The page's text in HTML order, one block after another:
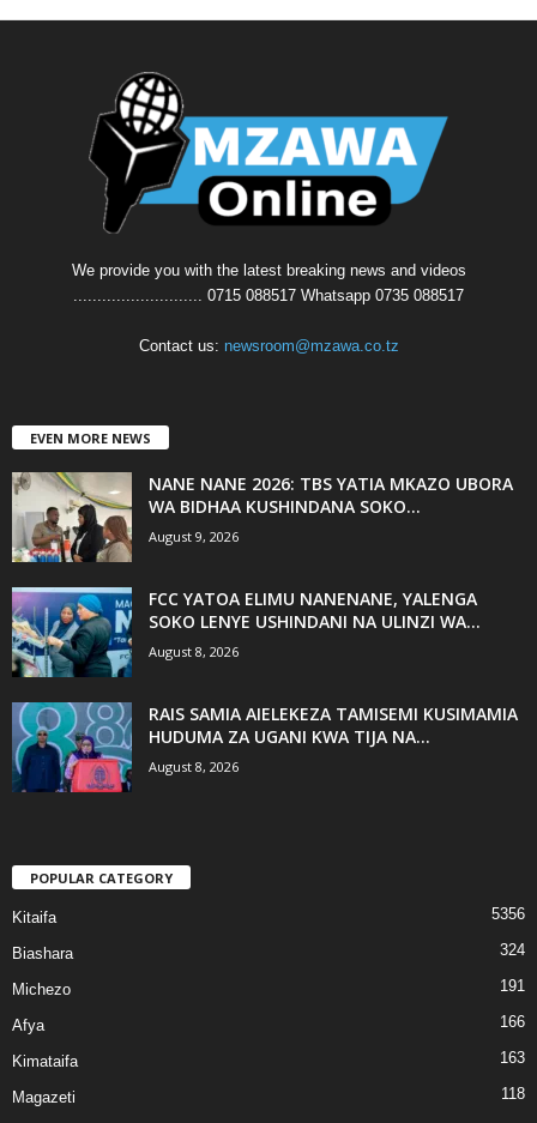
We provide you with the latest breaking news and videos
........................... 0715 088517 Whatsapp 0735 088517
Contact us: newsroom@mzawa.co.tz
EVEN MORE NEWS
NANE NANE 2026: TBS YATIA MKAZO UBORA
WA BIDHAA KUSHINDANA SOKO...
August 9, 2026
FCC YATOA ELIMU NANENANE, YALENGA
SOKO LENYE USHINDANI NA ULINZI WA...
August 8, 2026
RAIS SAMIA AIELEKEZA TAMISEMI KUSIMAMIA
HUDUMA ZA UGANI KWA TIJA NA...
August 8, 2026
POPULAR CATEGORY
Kitaifa 5356
Biashara 324
Michezo 191
Afya 166
Kimataifa 163
Magazeti
118